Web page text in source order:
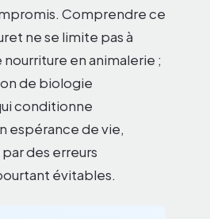
Comprendre ce
ne se limite pas à
nourriture en animalerie ;
de biologie
conditionne
espérance de vie,
des erreurs
évitables.